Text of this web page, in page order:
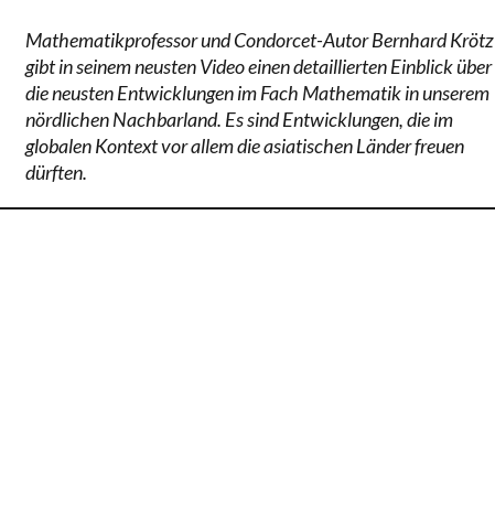
Mathematikprofessor und Condorcet-Autor Bernhard Krötz
gibt in seinem neusten Video einen detaillierten Einblick über
die neusten Entwicklungen im Fach Mathematik in unserem
nördlichen Nachbarland. Es sind Entwicklungen, die im
globalen Kontext vor allem die asiatischen Länder freuen
dürften.